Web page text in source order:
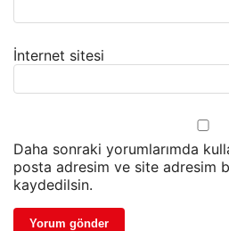
İnternet sitesi
Daha sonraki yorumlarımda
posta adresim ve site adresim
kaydedilsin.